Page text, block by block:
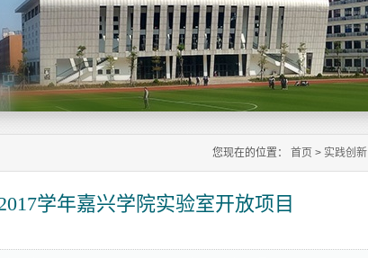
您现在的位置： 首页 > 实践创新
学年嘉兴学院实验室开放项目